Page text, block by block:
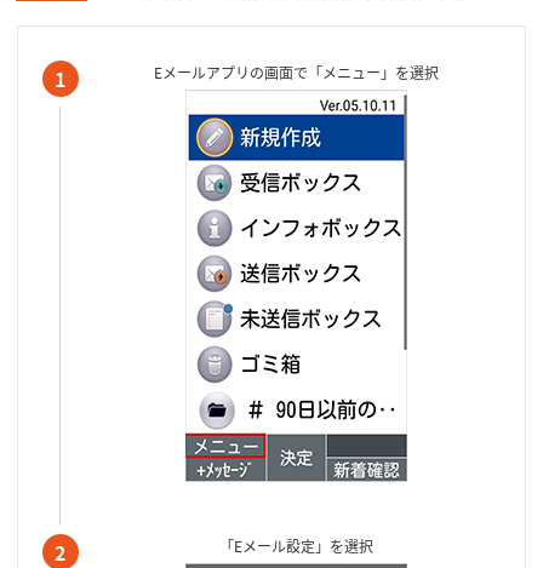
1 Eメールアプリの画面で「メニュー」を選択
2 「Eメール設定」を選択